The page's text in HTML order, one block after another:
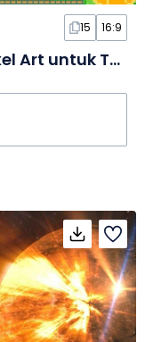
15 16:9
Pelajaran Bahasa Filipina Pixel Art untuk TK dalam Slide